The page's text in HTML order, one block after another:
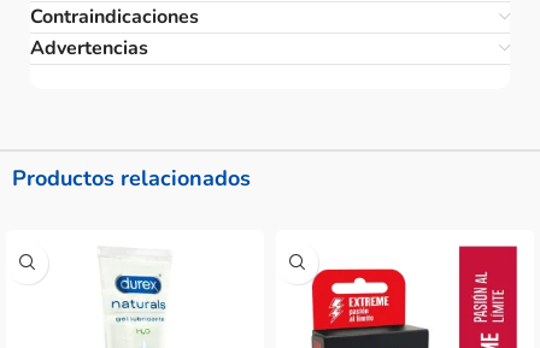
Contraindicaciones
Advertencias
Productos relacionados